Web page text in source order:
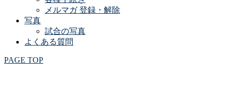
メルマガ 登録・解除
写真
試合の写真
よくある質問
PAGE TOP